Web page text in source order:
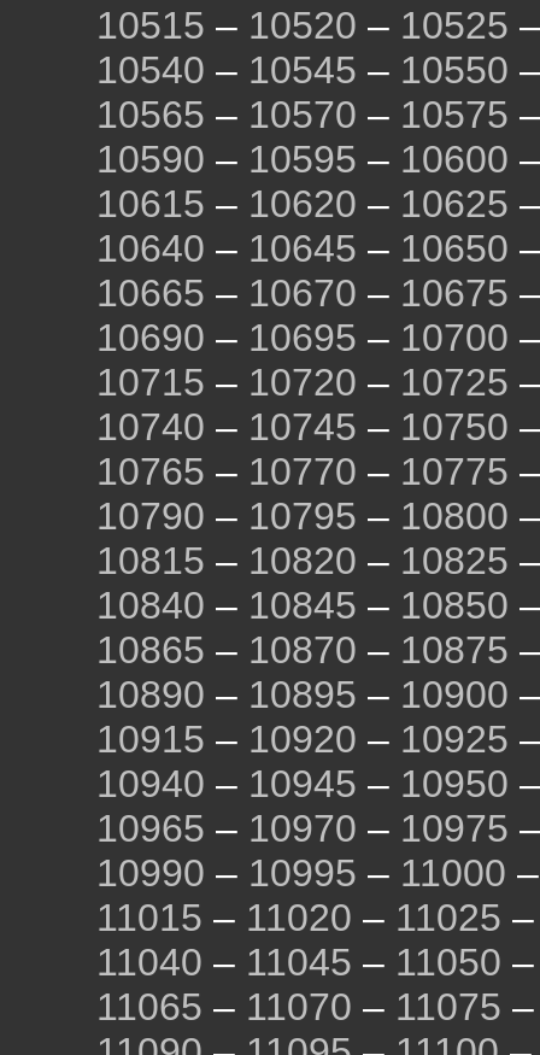
10515 – 10520 – 10525
10540 – 10545 – 10550
10565 – 10570 – 10575
10590 – 10595 – 10600
10615 – 10620 – 10625
10640 – 10645 – 10650
10665 – 10670 – 10675
10690 – 10695 – 10700
10715 – 10720 – 10725
10740 – 10745 – 10750
10765 – 10770 – 10775
10790 – 10795 – 10800
10815 – 10820 – 10825
10840 – 10845 – 10850
10865 – 10870 – 10875
10890 – 10895 – 10900
10915 – 10920 – 10925
10940 – 10945 – 10950
10965 – 10970 – 10975
10990 – 10995 – 11000
11015 – 11020 – 11025
11040 – 11045 – 11050
11065 – 11070 – 11075